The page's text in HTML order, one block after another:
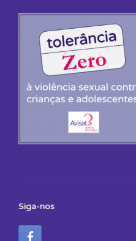
Siga-nos